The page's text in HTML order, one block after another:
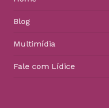
Blog
Multimídia
Fale com Lídice